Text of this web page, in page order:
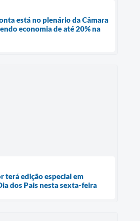
está no plenário da Câmara
economia de até 20% na
terá edição especial em
dos Pais nesta sexta-feira